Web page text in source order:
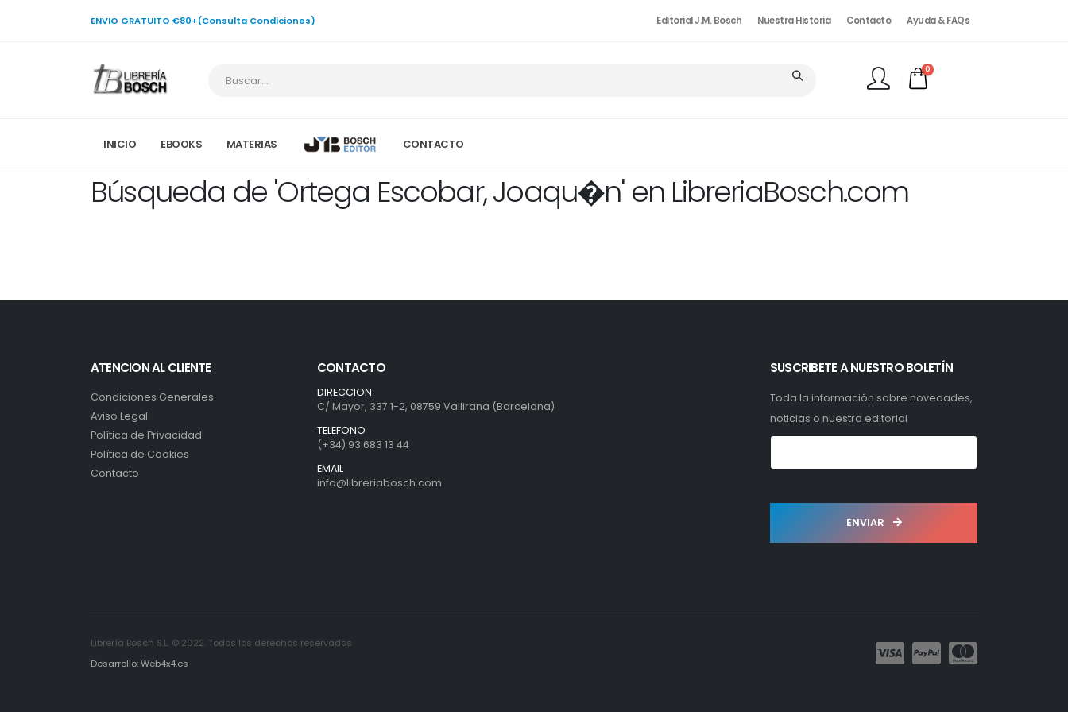
ENVIO GRATUITO €80+(Consulta Condiciones) Editorial J.M. Bosch Nuestra Historia Contacto Ayuda & FAQs
0
INICIO EBOOKS MATERIAS CONTACTO
Búsqueda de 'Ortega Escobar, Joaqu�n' en LibreriaBosch.com
ATENCION AL CLIENTE
Condiciones Generales
Aviso Legal
Política de Privacidad
Política de Cookies
Contacto
CONTACTO
DIRECCION
C/ Mayor, 337 1-2, 08759 Vallirana (Barcelona)
TELEFONO
(+34) 93 683 13 44
EMAIL
info@libreriabosch.com
SUSCRIBETE A NUESTRO BOLETÍN
Toda la información sobre novedades,
noticias o nuestra editorial
ENVIAR
Librería Bosch S.L. © 2022. Todos los derechos reservados
Desarrollo: Web4x4.es